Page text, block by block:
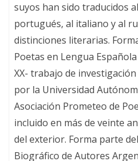
suyos han sido traducidos
portugués, al italiano y al
distinciones literarias.
Poetas en Lengua
XX- trabajo de
por la Universidad
Asociación Prometeo de
incluido en más de veinte
del exterior. Forma parte
Biográfico de Autores